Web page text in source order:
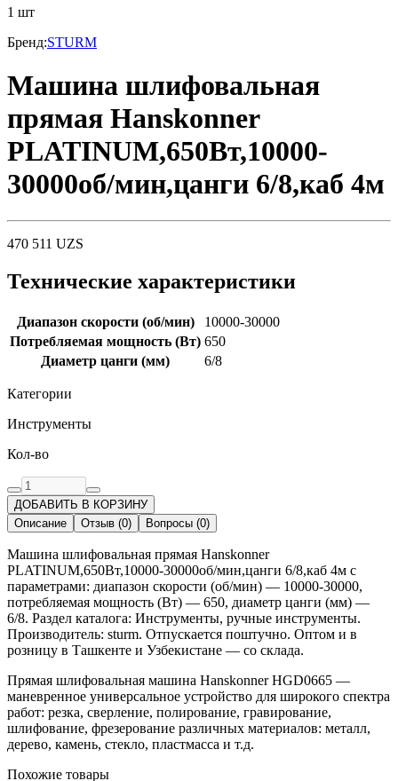
1 шт
Бренд:STURM
Машина шлифовальная
прямая Hanskonner
PLATINUM,650Вт,10000-
30000об/мин,цанги 6/8,каб 4м
470 511 UZS
Технические характеристики
Диапазон скорости (об/мин)
10000-30000
Потребляемая мощность (Вт) 650
Диаметр цанги (мм)
6/8
Категории
Инструменты
Кол-во
ДОБАВИТЬ В КОРЗИНУ
Описание
Отзыв (0) Вопросы (0)
Машина шлифовальная прямая Hanskonner
PLATINUM,650Вт,10000-30000об/мин,цанги 6/8,каб 4м с
параметрами: диапазон скорости (об/мин) — 10000-30000,
потребляемая мощность (Вт) — 650, диаметр цанги (мм) —
6/8. Раздел каталога: Инструменты, ручные инструменты.
Производитель: sturm. Отпускается поштучно. Оптом и в
розницу в Ташкенте и Узбекистане — со склада.
Прямая шлифовальная машина Hanskonner HGD0665 —
маневренное универсальное устройство для широкого спектра
работ: резка, сверление, полирование, гравирование,
шлифование, фрезерование различных материалов: металл,
дерево, камень, стекло, пластмасса и т.д.
Похожие товары